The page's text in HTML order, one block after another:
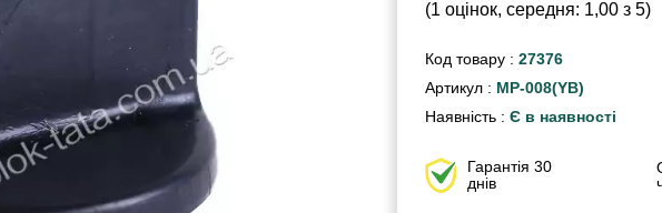
(1 оцінок, середня: 1,00 з 5)
Код товару : 27376
Артикул : MP-008(YB)
Наявність : Є в наявності
Гарантія 30
днів